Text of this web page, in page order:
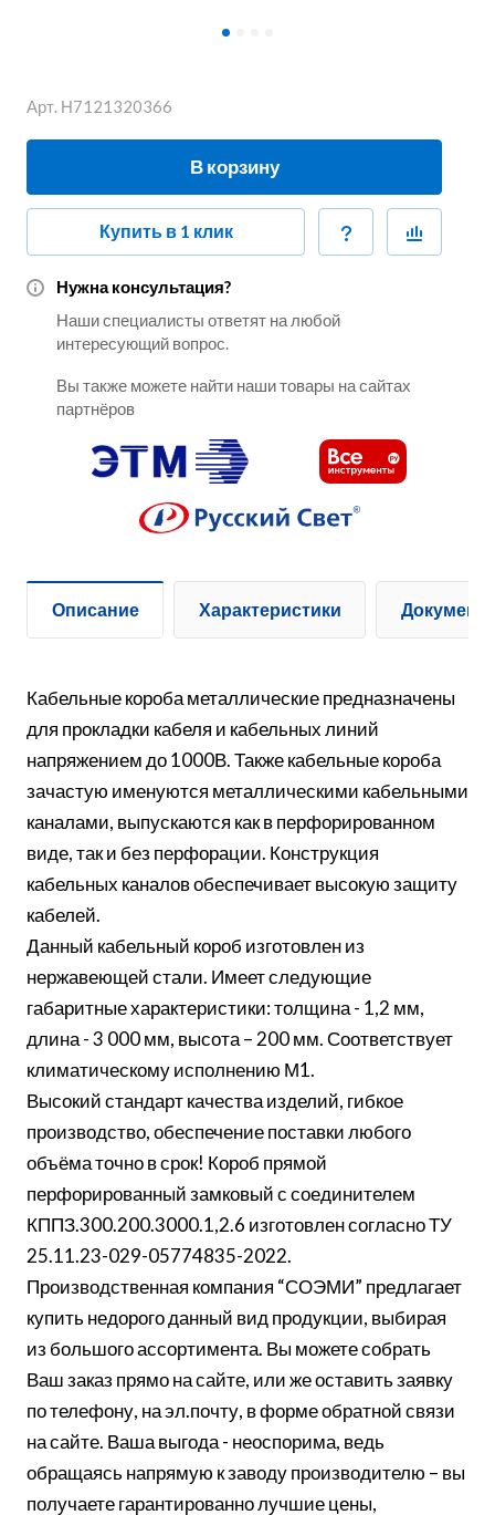
Арт. Н7121320366
В корзину
Купить в 1 клик
Нужна консультация?
Наши специалисты ответят на любой
интересующий вопрос.
Вы также можете найти наши товары на сайтах
партнёров
Описание Характеристики
Кабельные короба металлические предназначены
для прокладки кабеля и кабельных линий
напряжением до 1000В. Также кабельные короба
зачастую именуются металлическими кабельными
каналами, выпускаются как в перфорированном
виде, так и без перфорации. Конструкция
кабельных каналов обеспечивает высокую защиту
кабелей.
Данный кабельный короб изготовлен из
нержавеющей стали. Имеет следующие
габаритные характеристики: толщина - 1,2 мм,
длина - 3 000 мм, высота – 200 мм. Соответствует
климатическому исполнению М1.
Высокий стандарт качества изделий, гибкое
производство, обеспечение поставки любого
объёма точно в срок! Короб прямой
перфорированный замковый с соединителем
КППЗ.300.200.3000.1,2.6 изготовлен согласно ТУ
25.11.23-029-05774835-2022.
Производственная компания “СОЭМИ” предлагает
купить недорого данный вид продукции, выбирая
из большого ассортимента. Вы можете собрать
Ваш заказ прямо на сайте, или же оставить заявку
по телефону, на эл.почту, в форме обратной связи
на сайте. Ваша выгода - неоспорима, ведь
обращаясь напрямую к заводу производителю – вы
получаете гарантированно лучшие цены,